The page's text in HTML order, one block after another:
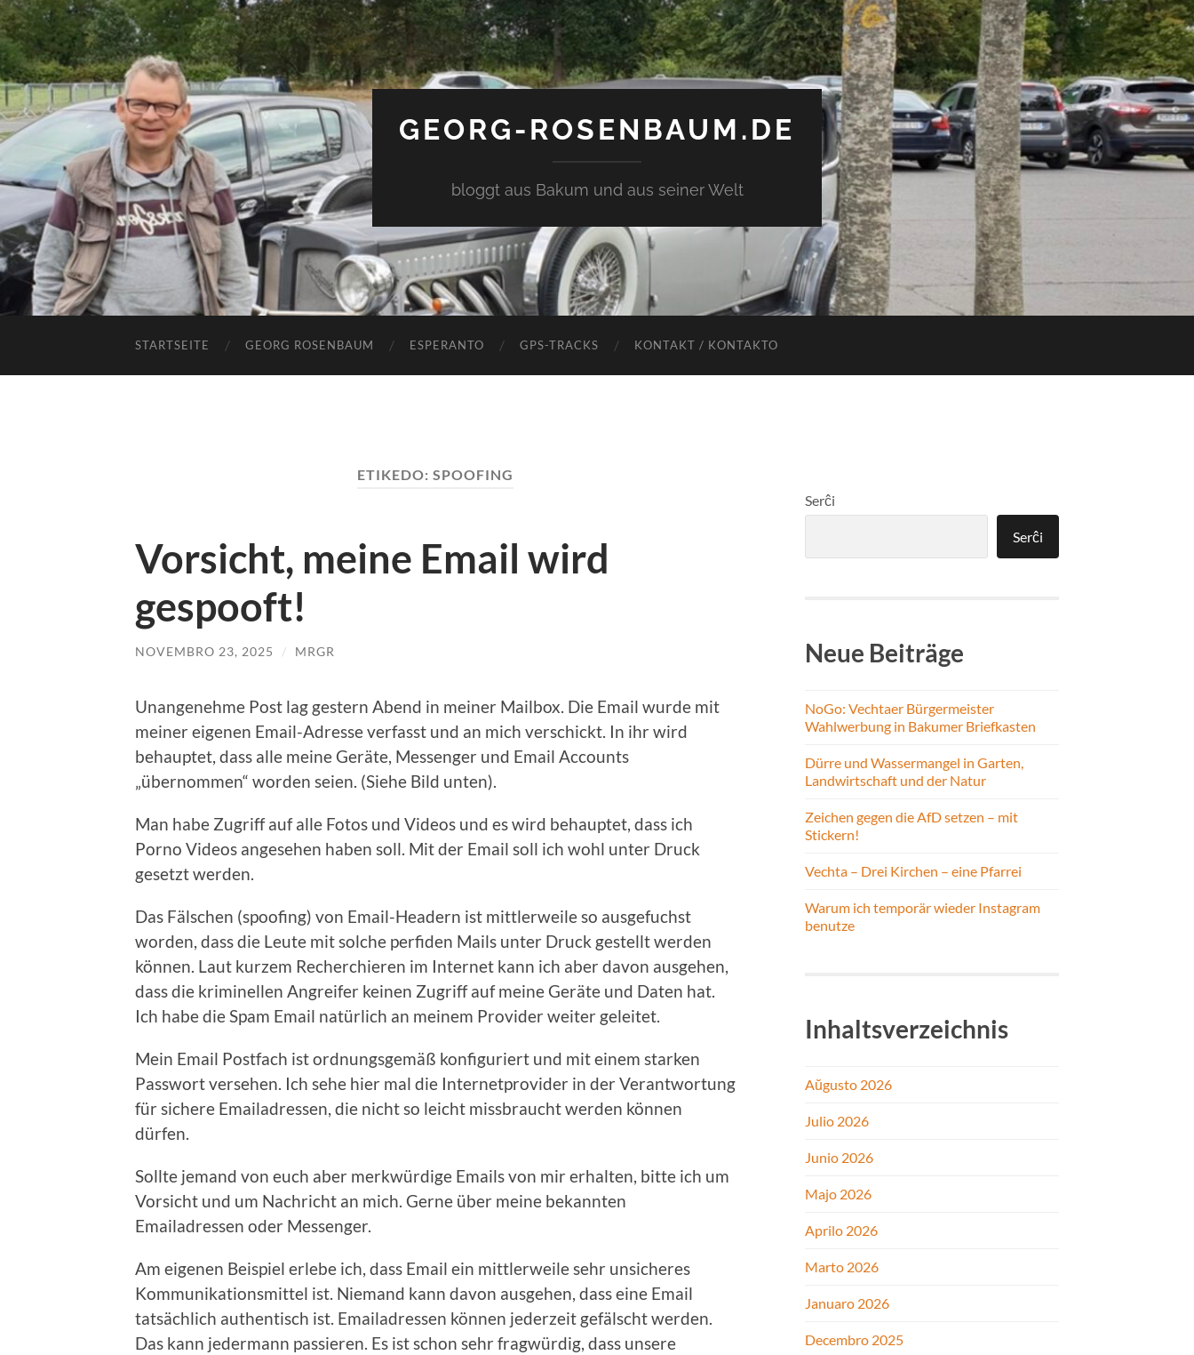
GEORG-ROSENBAUM.DE
bloggt aus Bakum und aus seiner Welt
STARTSEITE GEORG ROSENBAUM ESPERANTO GPS-TRACKS KONTAKT / KONTAKTO
ETIKEDO: SPOOFING
Vorsicht, meine Email wird
gespooft!
NOVEMBRO 23, 2025 / MRGR
Unangenehme Post lag gestern Abend in meiner Mailbox. Die Email wurde mit
meiner eigenen Email-Adresse verfasst und an mich verschickt. In ihr wird
behauptet, dass alle meine Geräte, Messenger und Email Accounts
„übernommen“ worden seien. (Siehe Bild unten).
Man habe Zugriff auf alle Fotos und Videos und es wird behauptet, dass ich
Porno Videos angesehen haben soll. Mit der Email soll ich wohl unter Druck
gesetzt werden.
Das Fälschen (spoofing) von Email-Headern ist mittlerweile so ausgefuchst
worden, dass die Leute mit solche perfiden Mails unter Druck gestellt werden
können. Laut kurzem Recherchieren im Internet kann ich aber davon ausgehen,
dass die kriminellen Angreifer keinen Zugriff auf meine Geräte und Daten hat.
Ich habe die Spam Email natürlich an meinem Provider weiter geleitet.
Mein Email Postfach ist ordnungsgemäß konfiguriert und mit einem starken
Passwort versehen. Ich sehe hier mal die Internetprovider in der Verantwortung
für sichere Emailadressen, die nicht so leicht missbraucht werden können
dürfen.
Sollte jemand von euch aber merkwürdige Emails von mir erhalten, bitte ich um
Vorsicht und um Nachricht an mich. Gerne über meine bekannten
Emailadressen oder Messenger.
Am eigenen Beispiel erlebe ich, dass Email ein mittlerweile sehr unsicheres
Kommunikationsmittel ist. Niemand kann davon ausgehen, dass eine Email
tatsächlich authentisch ist. Emailadressen können jederzeit gefälscht werden.
Das kann jedermann passieren. Es ist schon sehr fragwürdig, dass unsere
Serĉi
Serĉi
Neue Beiträge
NoGo: Vechtaer Bürgermeister
Wahlwerbung in Bakumer Briefkasten
Dürre und Wassermangel in Garten,
Landwirtschaft und der Natur
Zeichen gegen die AfD setzen – mit
Stickern!
Vechta – Drei Kirchen – eine Pfarrei
Warum ich temporär wieder Instagram
benutze
Inhaltsverzeichnis
Aŭgusto 2026
Julio 2026
Junio 2026
Majo 2026
Aprilo 2026
Marto 2026
Januaro 2026
Decembro 2025